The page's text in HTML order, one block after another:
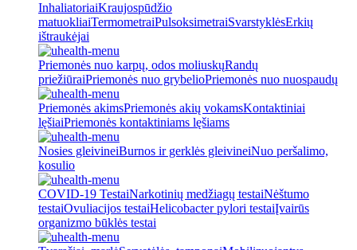
InhaliatoriaiKraujospūdžio
matuokliaiTermometraiPulsoksimetraiSvarstyklėsErkių
ištraukėjai
Priemonės nuo karpų, odos moliuskųRandų
priežiūraiPriemonės nuo grybelioPriemonės nuo nuospaudų
Priemonės akimsPriemonės akių vokamsKontaktiniai
lęšiaiPriemonės kontaktiniams lęšiams
Nosies gleivineiBurnos ir gerklės gleivineiNuo peršalimo,
kosulio
COVID-19 TestaiNarkotinių medžiagų testaiNėštumo
testaiOvuliacijos testaiHelicobacter pylori testaiĮvairūs
organizmo būklės testai